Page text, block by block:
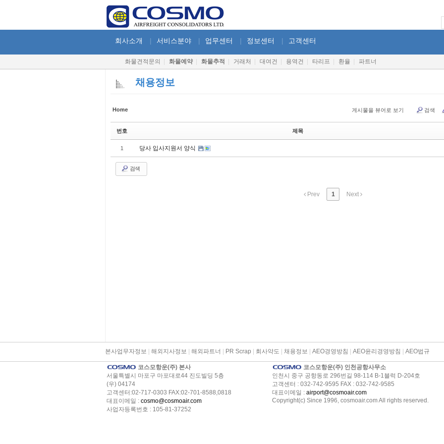
회사소개 | 서비스분야 | 업무센터 | 정보센터 | 고객센터
화물견적문의 화물예약 화물추적 거래처 대여건 용역건 타리프 환율 파트너
채용정보
Home 게시물을 뷰어로 보기 검색
번호 제목
1 당사 입사지원서 양식
검색
Prev 1 Next
본사업무자정보 해외지사정보 해외파트너 PR Scrap 회사약도 채용정보 AEO경영방침 AEO윤리경영방침 AEO법규
코스모항운(주) 본사
서울특별시 마포구 마포대로44 진도빌딩 5층
(우) 04174
고객센터:02-717-0303 FAX:02-701-8588,0818
대표이메일 : cosmo@cosmoair.com
사업자등록번호 : 105-81-37252
코스모항운(주) 인천공항사무소
인천시 중구 공항동로 296번길 98-114 B-1블럭 D-204호
고객센터 : 032-742-9595 FAX : 032-742-9585
대표이메일 : airport@cosmoair.com
Copyright(c) Since 1996, cosmoair.com All rights reserved.
Sketchbook5, 스케치북5
Sketchbook5, 스케치북5
Sketchbook5, 스케치북5
Sketchbook5, 스케치북5